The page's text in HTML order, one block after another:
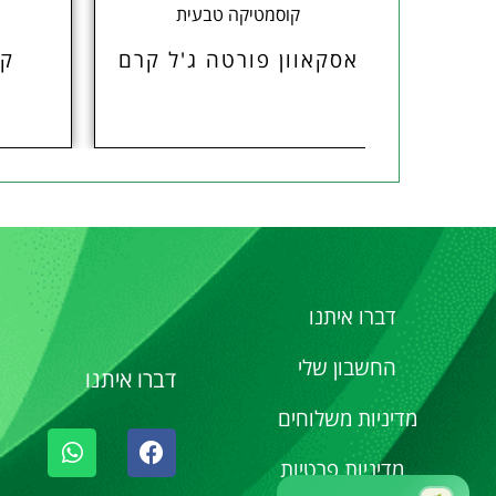
קוסמטיקה טבעית
אסקאוון פורטה ג'ל קרם
דברו איתנו
החשבון שלי
מדיניות משלוחים
מדיניות פרטיות
דברו איתנו